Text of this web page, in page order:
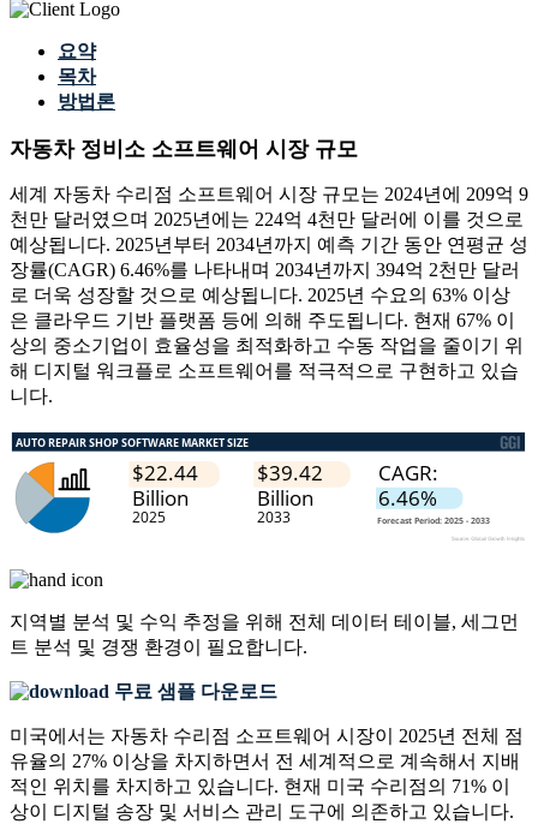
요약
목차
방법론
자동차 정비소 소프트웨어 시장 규모
세계 자동차 수리점 소프트웨어 시장 규모는 2024년에 209억 9
천만 달러였으며 2025년에는 224억 4천만 달러에 이를 것으로
예상됩니다. 2025년부터 2034년까지 예측 기간 동안 연평균 성
장률(CAGR) 6.46%를 나타내며 2034년까지 394억 2천만 달러
로 더욱 성장할 것으로 예상됩니다. 2025년 수요의 63% 이상
은 클라우드 기반 플랫폼 등에 의해 주도됩니다. 현재 67% 이
상의 중소기업이 효율성을 최적화하고 수동 작업을 줄이기 위
해 디지털 워크플로 소프트웨어를 적극적으로 구현하고 있습
니다.
지역별 분석 및 수익 추정을 위해 전체 데이터 테이블, 세그먼
트 분석 및 경쟁 환경이 필요합니다.
무료 샘플 다운로드
미국에서는 자동차 수리점 소프트웨어 시장이 2025년 전체 점
유율의 27% 이상을 차지하면서 전 세계적으로 계속해서 지배
적인 위치를 차지하고 있습니다. 현재 미국 수리점의 71% 이
상이 디지털 송장 및 서비스 관리 도구에 의존하고 있습니다.